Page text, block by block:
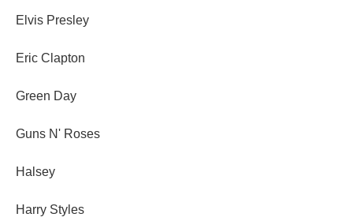
Elvis Presley
Eric Clapton
Green Day
Guns N' Roses
Halsey
Harry Styles